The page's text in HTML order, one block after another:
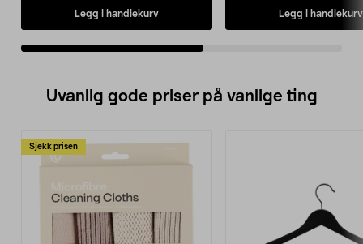
• 5 års garanti.Legg i handlekurv
temperaturinnstilling.
• 5 års garanti.
Legg i handlekurv
Uvanlig gode priser på vanlige ting
Sjekk prisen